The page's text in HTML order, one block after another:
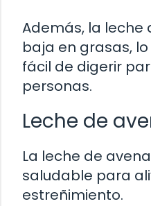
Además, la leche
baja en grasas,
fácil de digerir
personas.
Leche de
La leche de
saludable para
estreñimiento.